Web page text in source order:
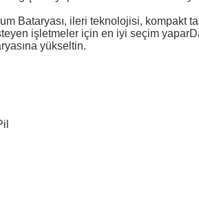
Bataryası, ileri teknolojisi, kompakt
işletmeler için en iyi seçim
yükseltin.